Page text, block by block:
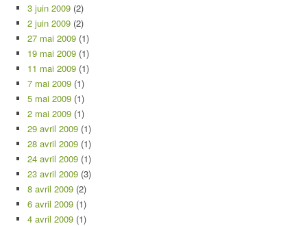
3 juin 2009 (2)
2 juin 2009 (2)
27 mai 2009 (1)
19 mai 2009 (1)
11 mai 2009 (1)
7 mai 2009 (1)
5 mai 2009 (1)
2 mai 2009 (1)
29 avril 2009 (1)
28 avril 2009 (1)
24 avril 2009 (1)
23 avril 2009 (3)
8 avril 2009 (2)
6 avril 2009 (1)
4 avril 2009 (1)